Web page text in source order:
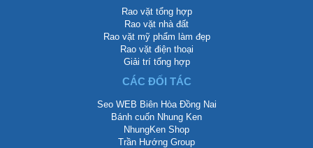
Rao vặt tổng hợp
Rao vặt nhà đất
Rao vặt mỹ phẩm làm đẹp
Rao vặt điện thoại
Giải trí tổng hợp
CÁC ĐỐI TÁC
Seo WEB Biên Hòa Đồng Nai
Bánh cuốn Nhung Ken
NhungKen Shop
Trần Hướng Group